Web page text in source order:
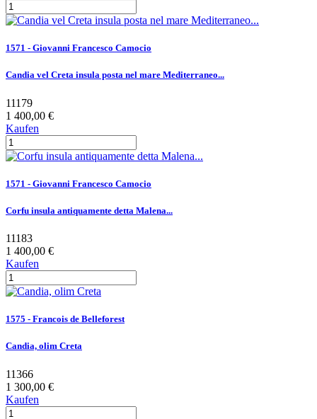
1571 - Giovanni Francesco Camocio
Candia vel Creta insula posta nel mare Mediterraneo...
11179
1 400,00 €
Kaufen
1571 - Giovanni Francesco Camocio
Corfu insula antiquamente detta Malena...
11183
1 400,00 €
Kaufen
1575 - Francois de Belleforest
Candia, olim Creta
11366
1 300,00 €
Kaufen